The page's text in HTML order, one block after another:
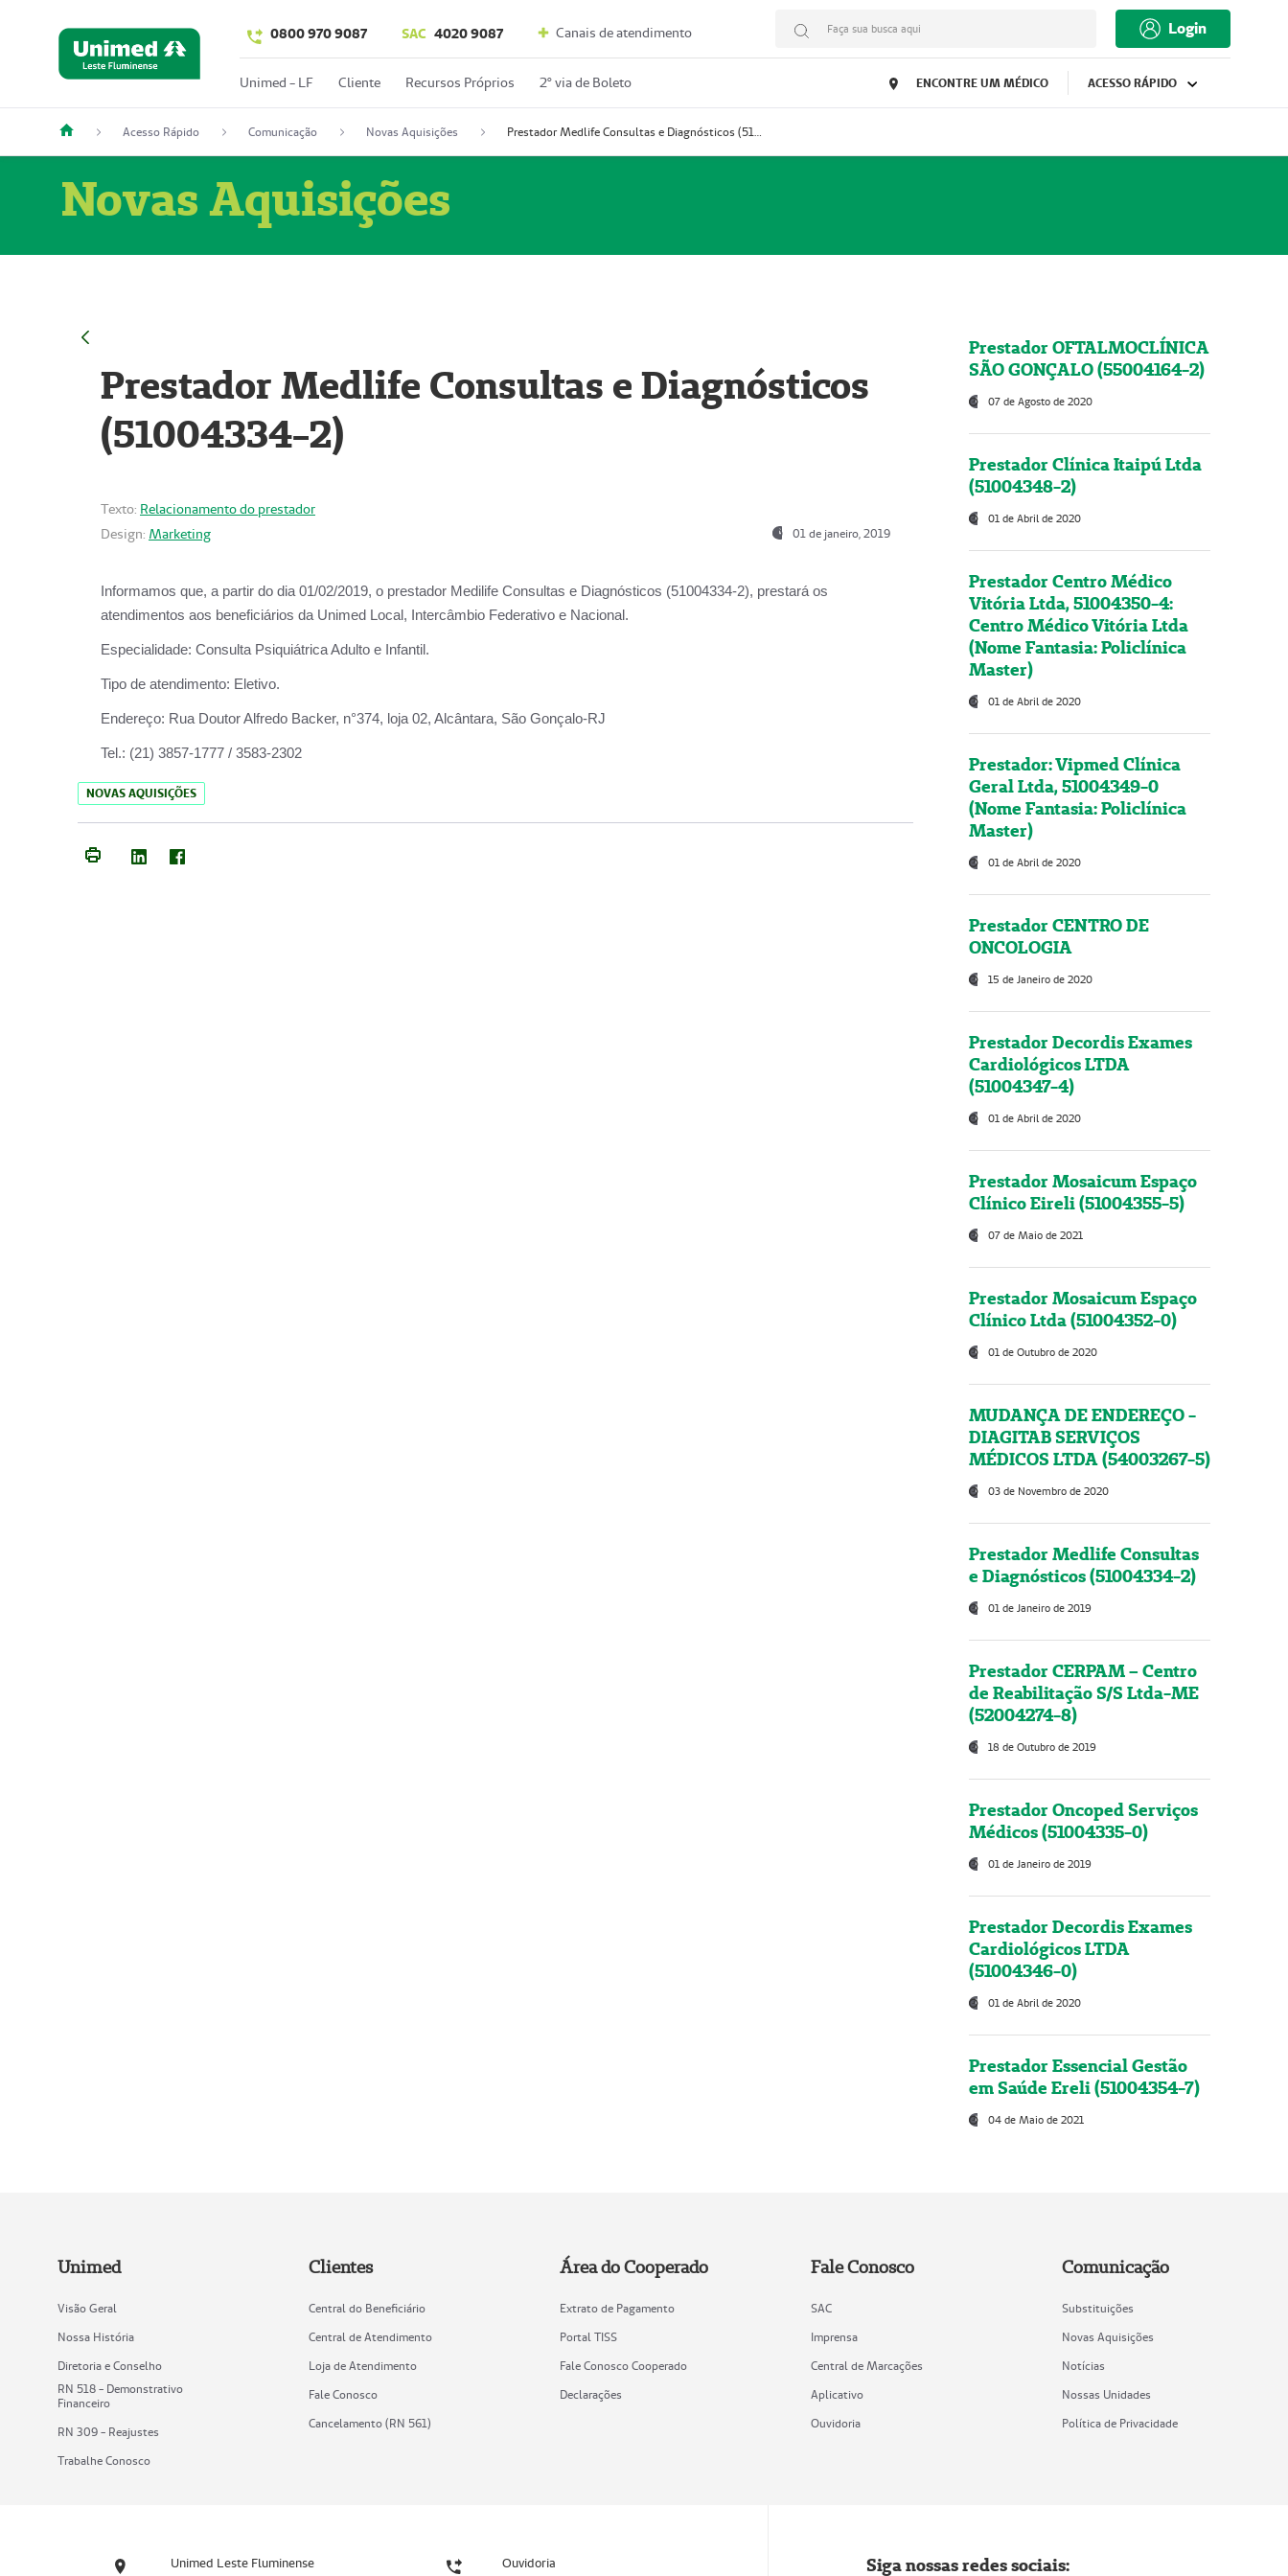
0800 970 9087 SAC 4020 9087 Canais de atendimento Faça sua busca aqui Login
Unimed - LF Cliente Recursos Próprios 2º via de Boleto ENCONTRE UM MÉDICO ACESSO RÁPIDO
Acesso Rápido Comunicação Novas Aquisições Prestador Medlife Consultas e Diagnósticos (51004334-2)
Novas Aquisições
Prestador Medlife Consultas e Diagnósticos
(51004334-2)
Texto: Relacionamento do prestador
Design: Marketing 01 de janeiro, 2019
Informamos que, a partir do dia 01/02/2019, o prestador Medilife Consultas e Diagnósticos (51004334-2), prestará os
atendimentos aos beneficiários da Unimed Local, Intercâmbio Federativo e Nacional.
Especialidade: Consulta Psiquiátrica Adulto e Infantil.
Tipo de atendimento: Eletivo.
Endereço: Rua Doutor Alfredo Backer, n°374, loja 02, Alcântara, São Gonçalo-RJ
Tel.: (21) 3857-1777 / 3583-2302
NOVAS AQUISIÇÕES
Prestador OFTALMOCLÍNICA
SÃO GONÇALO (55004164-2)
07 de Agosto de 2020
Prestador Clínica Itaipú Ltda
(51004348-2)
01 de Abril de 2020
Prestador Centro Médico
Vitória Ltda, 51004350-4:
Centro Médico Vitória Ltda
(Nome Fantasia: Policlínica
Master)
01 de Abril de 2020
Prestador: Vipmed Clínica
Geral Ltda, 51004349-0
(Nome Fantasia: Policlínica
Master)
01 de Abril de 2020
Prestador CENTRO DE
ONCOLOGIA
15 de Janeiro de 2020
Prestador Decordis Exames
Cardiológicos LTDA
(51004347-4)
01 de Abril de 2020
Prestador Mosaicum Espaço
Clínico Eireli (51004355-5)
07 de Maio de 2021
Prestador Mosaicum Espaço
Clínico Ltda (51004352-0)
01 de Outubro de 2020
MUDANÇA DE ENDEREÇO -
DIAGITAB SERVIÇOS
MÉDICOS LTDA (54003267-5)
03 de Novembro de 2020
Prestador Medlife Consultas
e Diagnósticos (51004334-2)
01 de Janeiro de 2019
Prestador CERPAM – Centro
de Reabilitação S/S Ltda-ME
(52004274-8)
18 de Outubro de 2019
Prestador Oncoped Serviços
Médicos (51004335-0)
01 de Janeiro de 2019
Prestador Decordis Exames
Cardiológicos LTDA
(51004346-0)
01 de Abril de 2020
Prestador Essencial Gestão
em Saúde Ereli (51004354-7)
04 de Maio de 2021
Unimed
Visão Geral
Nossa História
Diretoria e Conselho
RN 518 - Demonstrativo
Financeiro
RN 309 - Reajustes
Trabalhe Conosco
Clientes
Central do Beneficiário
Central de Atendimento
Loja de Atendimento
Fale Conosco
Cancelamento (RN 561)
Área do Cooperado
Extrato de Pagamento
Portal TISS
Fale Conosco Cooperado
Declarações
Fale Conosco
SAC
Imprensa
Central de Marcações
Aplicativo
Ouvidoria
Comunicação
Substituições
Novas Aquisições
Notícias
Nossas Unidades
Política de Privacidade
Unimed Leste Fluminense Ouvidoria Siga nossas redes sociais: